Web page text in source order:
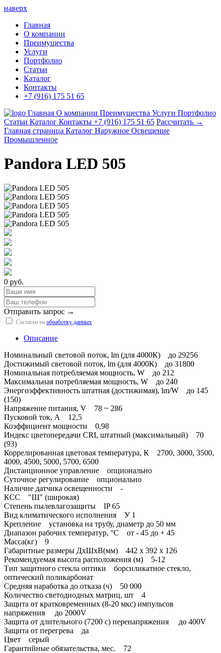
наверх
Главная
О компании
Преимущества
Услуги
Портфолио
Статьи
Каталог
Контакты
+7 (916) 175 51 65
Главная О компании Преимущества Услуги Портфолио
Статьи Каталог Контакты +7 (916) 175 51 65 Рассчитать →
Главная страница Каталог Наружное Освещение
Промышленное
Pandora LED 505
0 руб.
Отправить запрос →
Согласен на обработку данных
Описание
Номинальный световой поток, lm (для 4000К) до 29256
Достижимый световой поток, lm (для 4000К) до 31800
Номинальная потребляемая мощность, W до 212
Максимальная потребляемая мощность, W до 240
Энергоэффективность штатная (достижимая), lm/W до 145
(150)
Напряжение питания, V 78 ~ 286
Пусковой ток, А 12,5
Коэффициент мощности 0,98
Индекс цветопередачи CRI, штатный (максимальный) 70
(93)
Коррелированная цветовая температура, К 2700, 3000, 3500,
4000, 4500, 5000, 5700, 6500
Дистанционное управление опционально
Суточное регулирование опционально
Наличие датчика освещенности -
КСС "Ш" (широкая)
Степень пылевлагозащиты IP 65
Вид климатического исполнения У 1
Крепление установка на трубу, диаметр до 50 мм
Диапазон рабочих температур, °С от - 45 до + 45
Масса(кг) 9
Габаритные размеры ДхШхВ(мм) 442 х 392 х 126
Рекомендуемая высота расположения (м) 5-12
Тип защитного стекла оптики борсиликатное стекло,
оптический поликарбонат
Средняя наработка до отказа (ч) 50 000
Количество светодиодных матриц, шт 4
Защита от кратковременных (8-20 мкс) импульсов
напряжения до 2000V
Защита от длительного (7200 с) перенапряжения до 400V
Защита от перегрева да
Цвет серый
Гарантийные обязательства, мес. 72